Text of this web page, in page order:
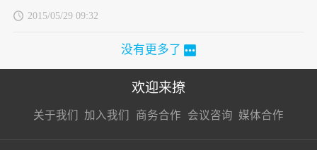
2015/05/29 09:32
没有更多了
欢迎来撩
关于我们 加入我们
接扔简历
商务合作
接开聊
会议咨询 媒体合作
接开聊